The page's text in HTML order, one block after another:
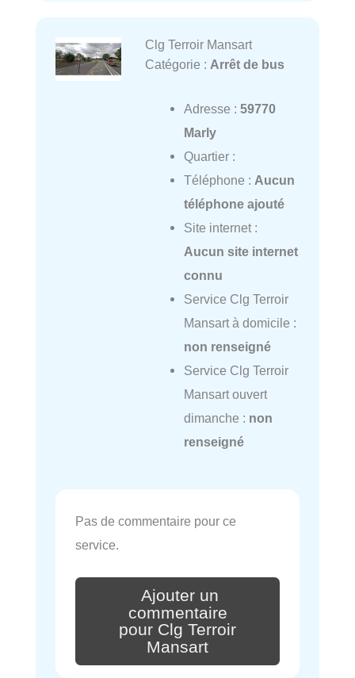
Clg Terroir Mansart
Catégorie : Arrêt de bus
Adresse : 59770
Marly
Quartier :
Téléphone : Aucun
téléphone ajouté
Site internet :
Aucun site internet
connu
Service Clg Terroir
Mansart à domicile :
non renseigné
Service Clg Terroir
Mansart ouvert
dimanche : non
renseigné
Pas de commentaire pour ce
service.
Ajouter un
commentaire
pour Clg Terroir
Mansart